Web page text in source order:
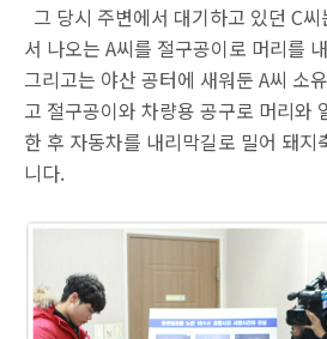
그 당시 주변에서 대기하고 있던 C
서 나오는 A씨를 절구공이로 머리를
그리고는 야산 공터에 새워둔 A씨 소
고 절구공이와 차량용 공구로 머리와
한 후 자동차를 내리막길로 밀어 돼지
니다.